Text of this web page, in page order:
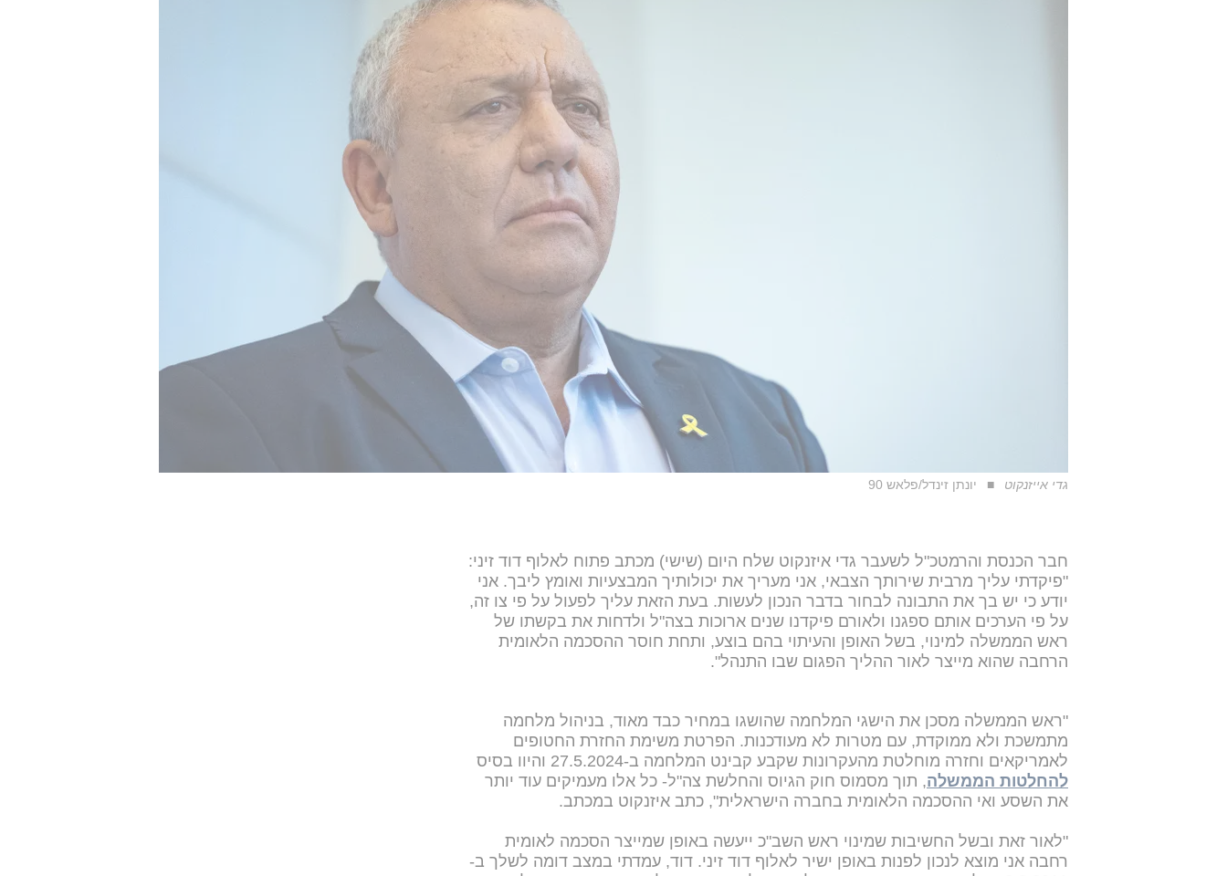
גדי אייזנקוט יונתן זינדל/פלאש 90
חבר הכנסת והרמטכ"ל לשעבר גדי איזנקוט שלח היום (שישי) מכתב פתוח לאלוף דוד זיני:
"פיקדתי עליך מרבית שירותך הצבאי, אני מעריך את יכולותיך המבצעיות ואומץ ליבך. אני
יודע כי יש בך את התבונה לבחור בדבר הנכון לעשות. בעת הזאת עליך לפעול על פי צו זה,
על פי הערכים אותם ספגנו ולאורם פיקדנו שנים ארוכות בצה"ל ולדחות את בקשתו של
ראש הממשלה למינוי, בשל האופן והעיתוי בהם בוצע, ותחת חוסר ההסכמה הלאומית
הרחבה שהוא מייצר לאור ההליך הפגום שבו התנהל".
"ראש הממשלה מסכן את הישגי המלחמה שהושגו במחיר כבד מאוד, בניהול מלחמה
מתמשכת ולא ממוקדת, עם מטרות לא מעודכנות. הפרטת משימת החזרת החטופים
לאמריקאים וחזרה מוחלטת מהעקרונות שקבע קבינט המלחמה ב-27.5.2024 והיוו בסיס
להחלטות הממשלה, תוך מסמוס חוק הגיוס והחלשת צה"ל- כל אלו מעמיקים עוד יותר
את השסע ואי ההסכמה הלאומית בחברה הישראלית", כתב איזנקוט במכתב.
"לאור זאת ובשל החשיבות שמינוי ראש השב"כ ייעשה באופן שמייצר הסכמה לאומית
רחבה אני מוצא לנכון לפנות באופן ישיר לאלוף דוד זיני. דוד, עמדתי במצב דומה לשלך ב-